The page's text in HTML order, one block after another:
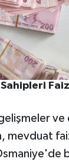
ve
mevduat